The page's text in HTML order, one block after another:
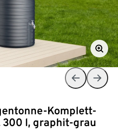
Komplett-
300 l, graphit-grau